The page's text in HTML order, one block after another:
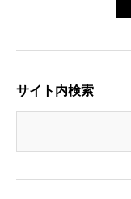
サイト内検索